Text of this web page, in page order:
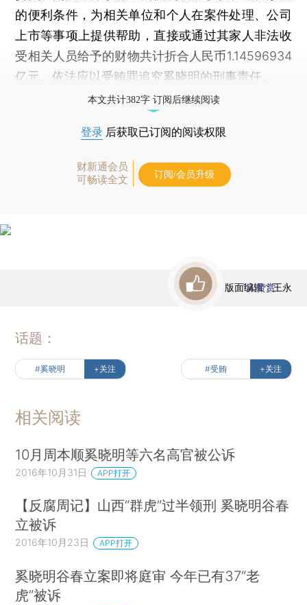
的便利条件，为相关单位和个人在案件处理、公司
上市等事项上提供帮助，直接或通过其家人非法收
受相关人员给予的财物共计折合人民币1.14596934
亿元。依法应以受贿罪追究奚晓明的刑事责任。
本文共计382字 订阅后继续阅读
登录 后获取已订阅的阅读权限
财新通会员
可畅读全文
订阅/会员升级
版面编辑：王永
1人赞赏
话题：
#奚晓明 +关注 #受贿 +关注
相关阅读
10月周本顺奚晓明等六名高官被公诉
2016年10月31日 APP打开
【反腐周记】山西“群虎”过半领刑 奚晓明谷春
立被诉
2016年10月23日 APP打开
奚晓明谷春立案即将庭审 今年已有37“老
虎”被诉